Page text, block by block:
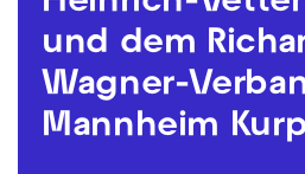
und dem
Wagner-
Mannheim